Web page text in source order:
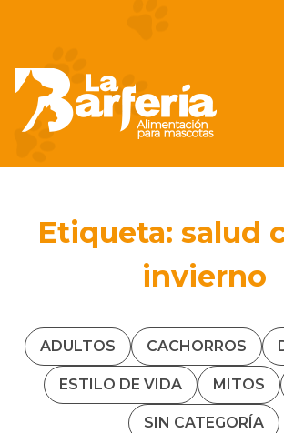
LA BARFERIA
Etiqueta: salud
invierno
ADULTOS CACHORROS
ESTILO DE VIDA MITOS
SIN CATEGORÍA